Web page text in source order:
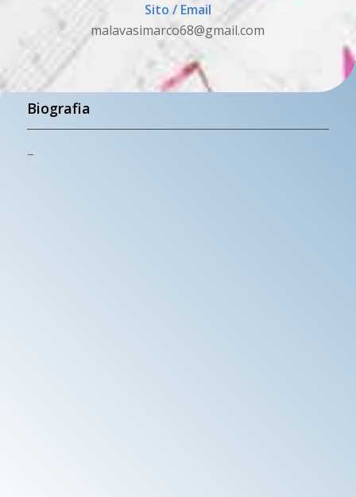
Sito / Email
malavasimarco68@gmail.com
Biografia
–